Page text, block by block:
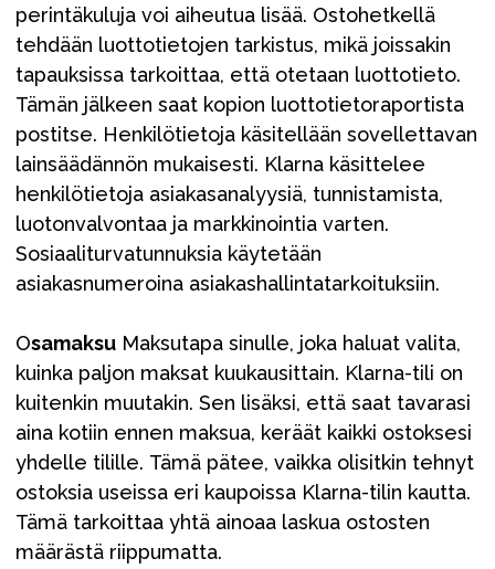
perintäkuluja voi aiheutua lisää. Ostohetkellä
tehdään luottotietojen tarkistus, mikä joissakin
tapauksissa tarkoittaa, että otetaan luottotieto.
Tämän jälkeen saat kopion luottotietoraportista
postitse. Henkilötietoja käsitellään sovellettavan
lainsäädännön mukaisesti. Klarna käsittelee
henkilötietoja asiakasanalyysiä, tunnistamista,
luotonvalvontaa ja markkinointia varten.
Sosiaaliturvatunnuksia käytetään
asiakasnumeroina asiakashallintatarkoituksiin.
Osamaksu Maksutapa sinulle, joka haluat valita,
kuinka paljon maksat kuukausittain. Klarna-tili on
kuitenkin muutakin. Sen lisäksi, että saat tavarasi
aina kotiin ennen maksua, keräät kaikki ostoksesi
yhdelle tilille. Tämä pätee, vaikka olisitkin tehnyt
ostoksia useissa eri kaupoissa Klarna-tilin kautta.
Tämä tarkoittaa yhtä ainoaa laskua ostosten
määrästä riippumatta.